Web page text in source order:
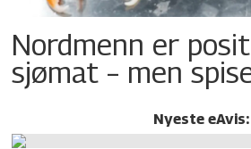
Nordmenn er
sjømat – men
Nyeste eAvis: